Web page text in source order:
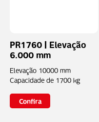
PR1760 | Elevação
6.000 mm
Elevação 10000 mm
Capacidade de 1700 kg
Confira